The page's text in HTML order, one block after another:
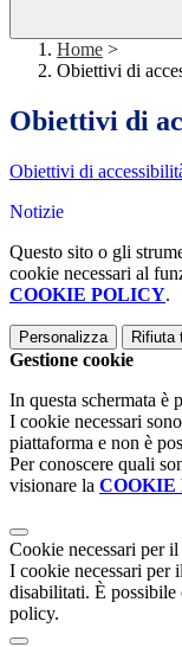
Home >
Obiettivi di
Obiettivi di
Obiettivi di
Notizie
Questo sito o gli
cookie necessari al
COOKIE POLICY.
Personalizza Rifiuta
Gestione cookie
In questa schermata è
I cookie necessari
piattaforma e non è
Per conoscere quali
visionare la COOKIE
Cookie necessari per
I cookie necessari per
disabilitati. È possibile
policy.